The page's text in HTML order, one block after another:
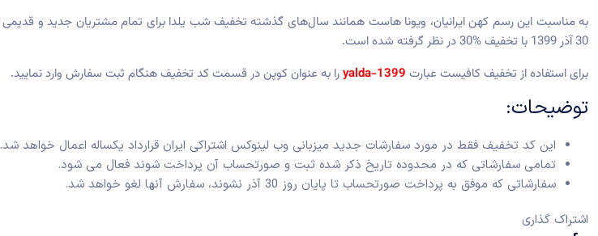
30 آذر 1399 با تخفیف %30 در نظر گرفته شده است.
برای استفاده از تخفیف کافیست عبارت yalda-1399را به عنوان کوپن در قسمت کد تخفیف هنگام ثبت سفارش وارد نمایید.
توضیحات:
این کد تخفیف فقط در مورد سفارشات جدید میزبانی وب لینوکس اشتراکی ایران قرارداد یکساله اعمال خواهد شد.
تمامی سفارشاتی که در محدوده تاریخ ذکر شده ثبت و صورتحساب آن پرداخت شوند فعال می شود.
سفارشاتی که موفق به پرداخت صورتحساب تا پایان روز 30 آذر نشوند، سفارش آنها لغو خواهد شد.
اشتراک گذاری